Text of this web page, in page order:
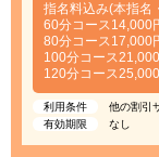
指名料込み(本指名
60分コース14,000
80分コース17,000
100分コース
120分コース
利用条件
他の割引
有効期限
なし